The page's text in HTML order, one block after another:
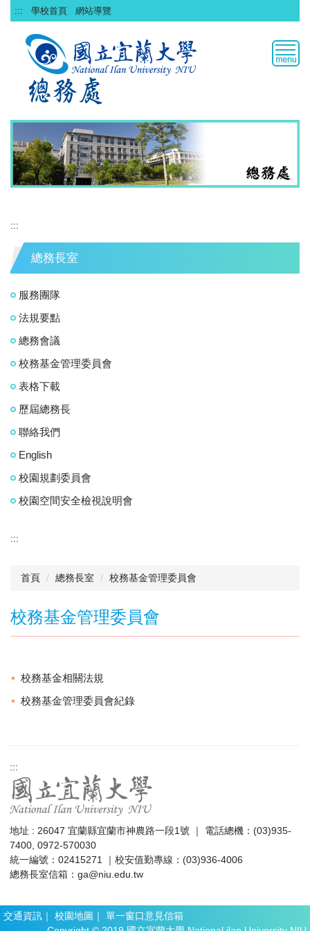
跳
到
::: 學校首頁 網站導覽
:::
總務長室
服務團隊
法規要點
總務會議
校務基金管理委員會
表格下載
歷屆總務長
聯絡我們
English
校園規劃委員會
校園空間安全檢視說明會
:::
首頁 總務長室 校務基金管理委員會
校務基金管理委員會
校務基金相關法規
校務基金管理委員會紀錄
:::
地址 : 26047 宜蘭縣宜蘭市神農路一段1號 ｜ 電話總機：(03)935-
7400, 0972-570030
統一編號：02415271 ｜校安值勤專線：(03)936-4006
總務長室信箱： ga@niu.edu.tw
交通資訊 ｜ 校園地圖 ｜ 單一窗口意見信箱